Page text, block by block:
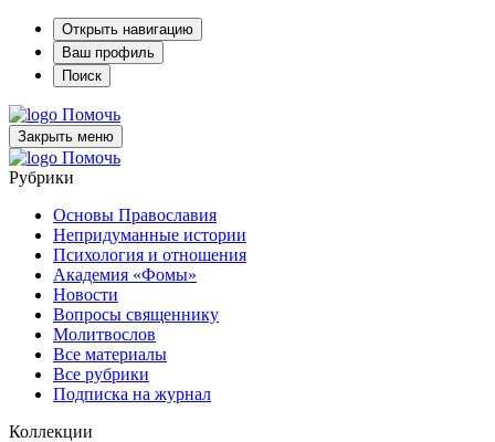
Открыть навигацию
Ваш профиль
Поиск
Помочь
Закрыть меню
Помочь
Рубрики
Основы Православия
Непридуманные истории
Психология и отношения
Академия «Фомы»
Новости
Вопросы священнику
Молитвослов
Все материалы
Все рубрики
Подписка на журнал
Коллекции